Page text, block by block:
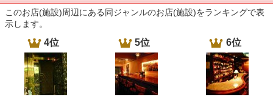
このお店(施設)周辺にある同ジャンルのお店(施設)をランキングで表
示します。
4位 5位 6位